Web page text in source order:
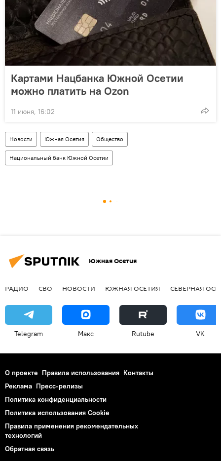
Картами Нацбанка Южной Осетии
можно платить на Ozon
11 июня, 16:02
Новости Южная Осетия Общество
Национальный банк Южной Осетии
Южная Осетия
РАДИО СВО НОВОСТИ ЮЖНАЯ ОСЕТИЯ СЕВЕРНАЯ
Telegram Макс Rutube VK
О проекте Правила использования Контакты
Реклама Пресс-релизы
Политика конфиденциальности
Политика использования Cookie
Правила применения рекомендательных
технологий
Обратная связь